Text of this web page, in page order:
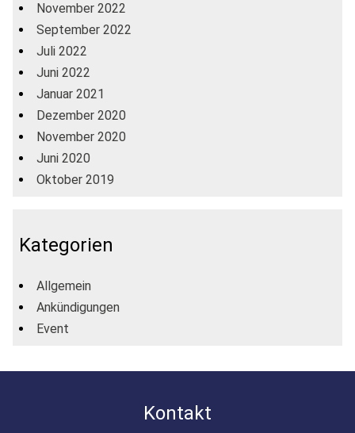
November 2022
September 2022
Juli 2022
Juni 2022
Januar 2021
Dezember 2020
November 2020
Juni 2020
Oktober 2019
Kategorien
Allgemein
Ankündigungen
Event
Kontakt